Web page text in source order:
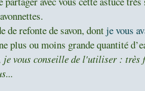
de refonte de savon, dontje vous
plus ou moins grande quantité
je vous conseille de l'utiliser :